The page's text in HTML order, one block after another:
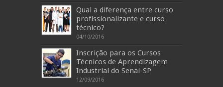
Qual a diferença entre curso
profissionalizante e curso
técnico?
04/10/2016
Inscrição para os Cursos
Técnicos de Aprendizagem
Industrial do Senai-SP
12/09/2016